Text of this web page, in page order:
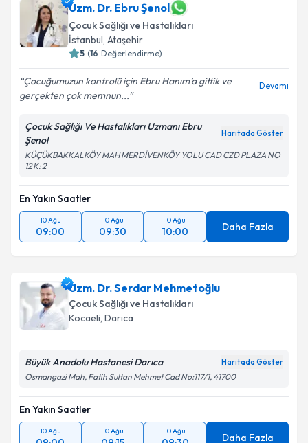
Uzm. Dr. Ebru Şenol
Çocuk Sağlığı ve Hastalıkları
İstanbul, Ataşehir
5 (16 Değerlendirme)
Çocuğumuzun kontrolü için Ebru Hanım’a gittik ve
gerçekten çok memnun...
Devamı
Çocuk Sağlığı Ve Hastalıkları Uzmanı Ebru
Şenol
Haritada Göster
KÜÇÜKBAKKALKÖY MAH MERDİVENKÖY YOLU CAD CZD PLAZA NO
12 K: 2
En Yakın Saatler
10 Ağu
09:00
10 Ağu
09:30
10 Ağu
10:00 Daha Fazla
Uzm. Dr. Serdar Mehmetoğlu
Çocuk Sağlığı ve Hastalıkları
Kocaeli, Darıca
Büyük Anadolu Hastanesi Darıca Haritada Göster
Osmangazi Mah, Fatih Sultan Mehmet Cad No:117/1, 41700
En Yakın Saatler
10 Ağu 10 Ağu 10 Ağu
Daha Fazla